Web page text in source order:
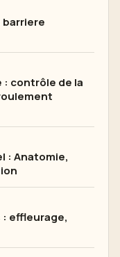
barriere
: contrôle de la
: Anatomie,
: effleurage,